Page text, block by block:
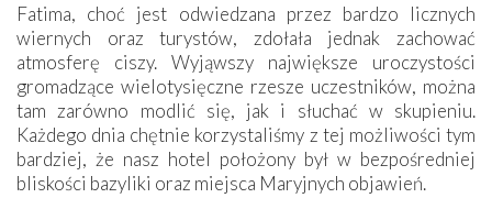
Fatima, choć jest odwiedzana przez bardzo licznych
wiernych oraz turystów, zdołała jednak zachować
atmosferę ciszy. Wyjąwszy największe uroczystości
gromadzące wielotysięczne rzesze uczestników, można
tam zarówno modlić się, jak i słuchać w skupieniu.
Każdego dnia chętnie korzystaliśmy z tej możliwości tym
bardziej, że nasz hotel położony był w bezpośredniej
bliskości bazyliki oraz miejsca Maryjnych objawień.